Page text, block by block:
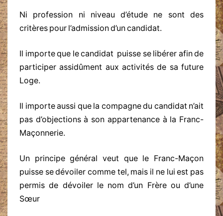
Ni profession ni niveau d’étude ne sont des
critères pour l’admission d’un candidat.
Il importe que le candidat puisse se libérer afin de
participer assidûment aux activités de sa future
Loge.
Il importe aussi que la compagne du candidat n’ait
pas d’objections à son appartenance à la Franc-
Maçonnerie.
Un principe général veut que le Franc-Maçon
puisse se dévoiler comme tel, mais il ne lui est pas
permis de dévoiler le nom d’un Frère ou d’une
Sœur